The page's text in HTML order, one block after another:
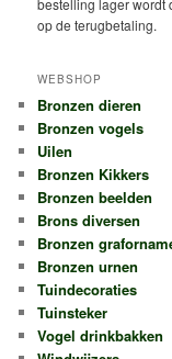
bestelling lager wordt
op de terugbetaling.
WEBSHOP
Bronzen dieren
Bronzen vogels
Uilen
Bronzen Kikkers
Bronzen beelden
Brons diversen
Bronzen
Bronzen urnen
Tuindecoraties
Tuinsteker
Vogel drinkbakken